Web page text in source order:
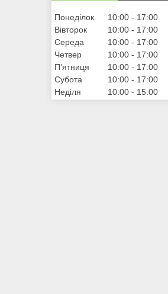
Понеділок 10:00
17:00
Вівторок
10:00
17:00
Середа
10:00
17:00
Четвер
10:00
17:00
Пʼятниця
10:00
17:00
Субота
10:00
17:00
Неділя
10:00 15:00